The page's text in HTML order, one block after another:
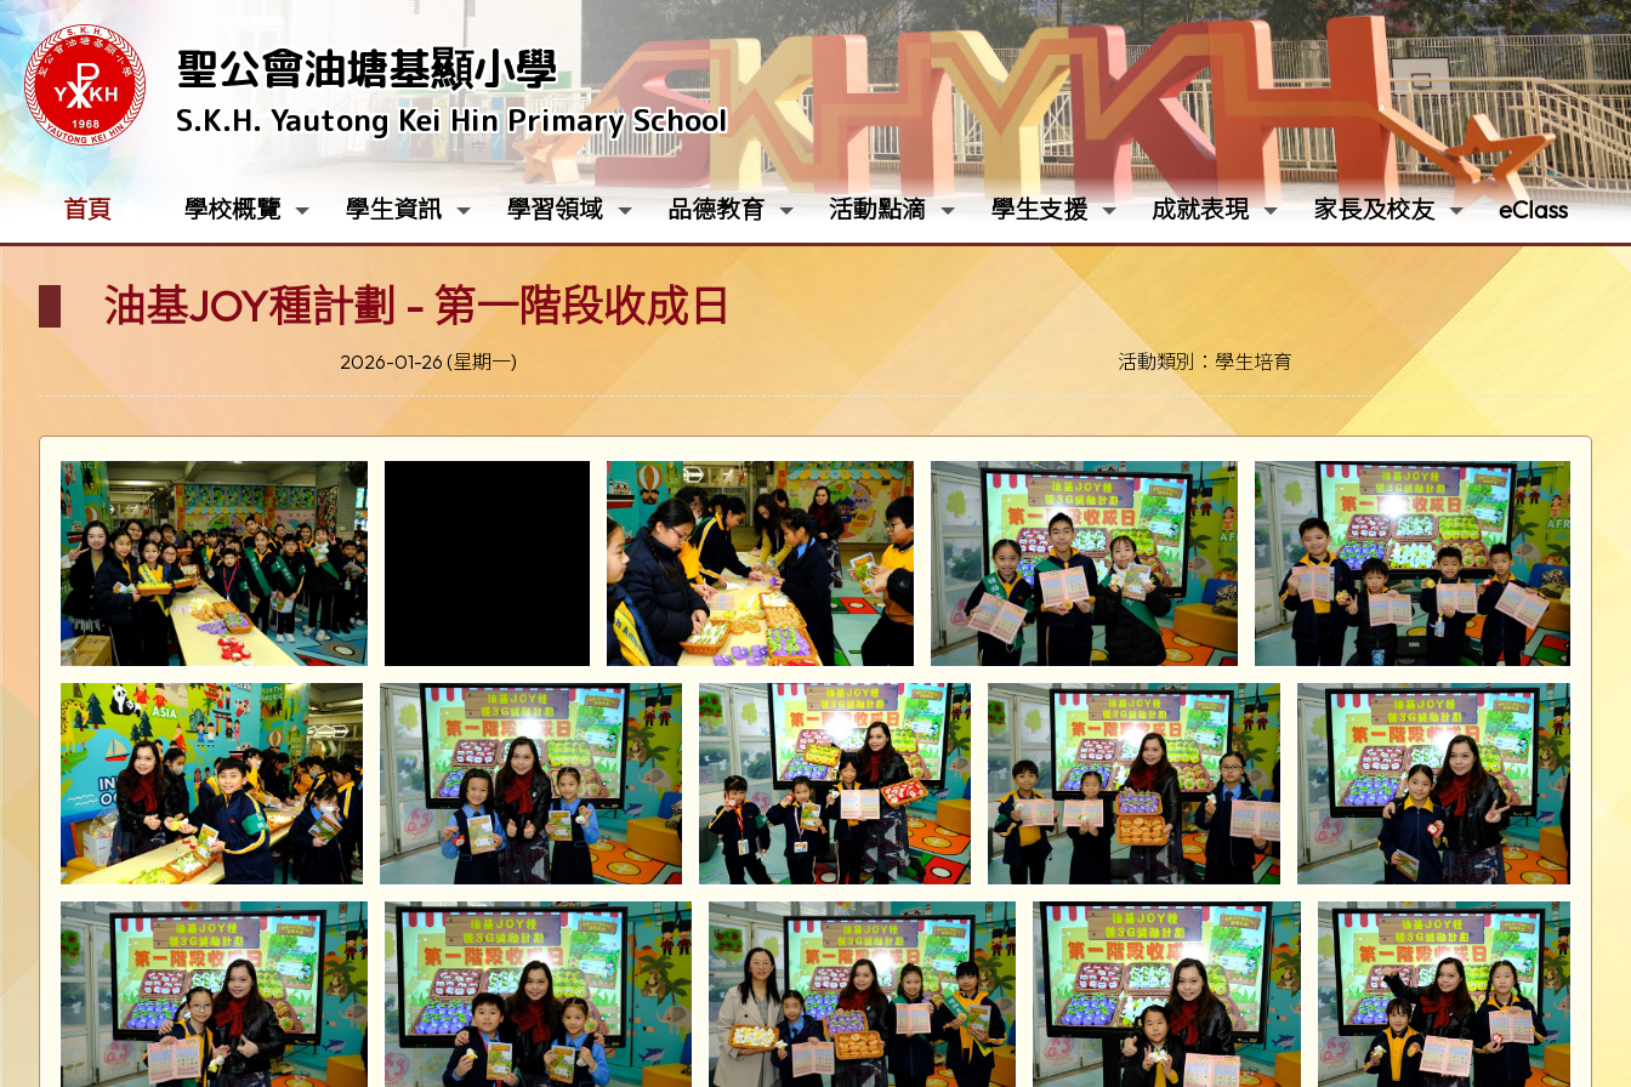
聖公會油塘基顯小學
S.K.H. Yautong Kei Hin Primary School
首頁 學校概覽 學生資訊 學習領域 品德教育 活動點滴 學生支援 成就表現 家長及校友 eClass
油基JOY種計劃 - 第一階段收成日
2026-01-26 (星期一) 活動類別：學生培育